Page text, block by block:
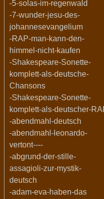
-5-solas-im-regenwald
-7-wunder-jesu-des-
johannesevangelium
-RAP-man-kann-den-
himmel-nicht-kaufen
-Shakespeare-Sonette-
komplett-als-deutsche-
Chansons
-Shakespeare-Sonette-
komplett-als-deutscher-
-abendmahl-deutsch
-abendmahl-leonardo-
vertont----
-abgrund-der-stille-
assagioli-zur-mystik-
deutsch
-adam-eva-haben-das